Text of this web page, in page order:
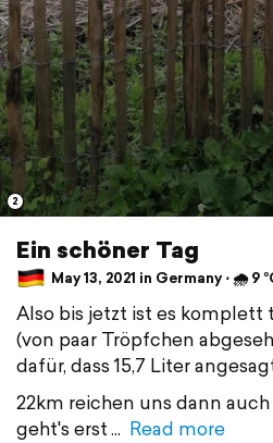
2
Ein schöner Tag
May 13, 2021 in Germany ⋅ 🌧 9
Also bis jetzt ist es komplett
(von paar Tröpfchen
dafür, dass 15,7 Liter
22km reichen uns dann
geht's erst
Read more